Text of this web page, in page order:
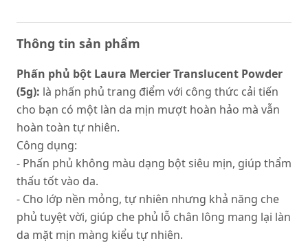
Thông tin sản phẩm
Phấn phủ bột Laura Mercier Translucent Powder
(5g): là phấn phủ trang điểm với công thức cải tiến
cho bạn có một làn da mịn mượt hoàn hảo mà vẫn
hoàn toàn tự nhiên.
Công dụng:
- Phấn phủ không màu dạng bột siêu mịn, giúp thẩm
thấu tốt vào da.
- Cho lớp nền mỏng, tự nhiên nhưng khả năng che
phủ tuyệt vời, giúp che phủ lỗ chân lông mang lại làn
da mặt mịn màng kiểu tự nhiên.